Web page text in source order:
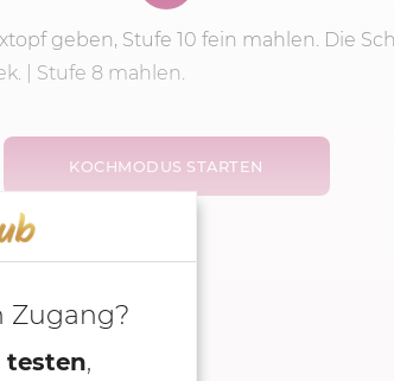
geben, Stufe 10 fein mahlen. Die
Stufe 8 mahlen.
KOCHMODUS STARTEN
Zugang?
testen,